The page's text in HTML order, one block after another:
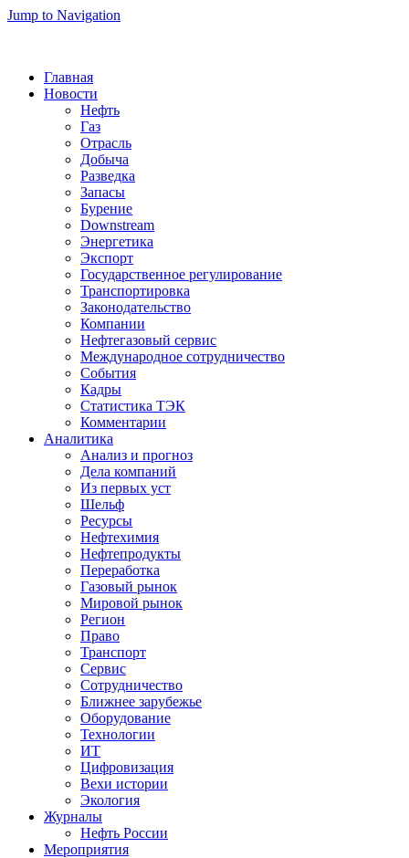
Jump to Navigation
Главная
Новости
Нефть
Газ
Отрасль
Добыча
Разведка
Запасы
Бурение
Downstream
Энергетика
Экспорт
Государственное регулирование
Транспортировка
Законодательство
Компании
Нефтегазовый сервис
Международное сотрудничество
События
Кадры
Статистика ТЭК
Комментарии
Аналитика
Анализ и прогноз
Дела компаний
Из первых уст
Шельф
Ресурсы
Нефтехимия
Нефтепродукты
Переработка
Газовый рынок
Мировой рынок
Регион
Право
Транспорт
Сервис
Сотрудничество
Ближнее зарубежье
Оборудование
Технологии
ИТ
Цифровизация
Вехи истории
Экология
Журналы
Нефть России
Мероприятия